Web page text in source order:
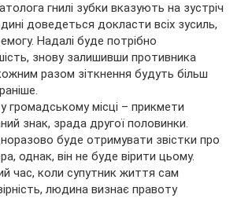
гнилі зубки вказують на зустріч
доведеться докласти всіх зусиль,
Надалі буде потрібно
знову залишивши противника
разом зіткнення будуть більш
громадському місці – прикмети
знак, зрада другої половинки.
буде отримувати звістки про
однак, він не буде вірити цьому.
час, коли супутник життя сам
людина визнає правоту